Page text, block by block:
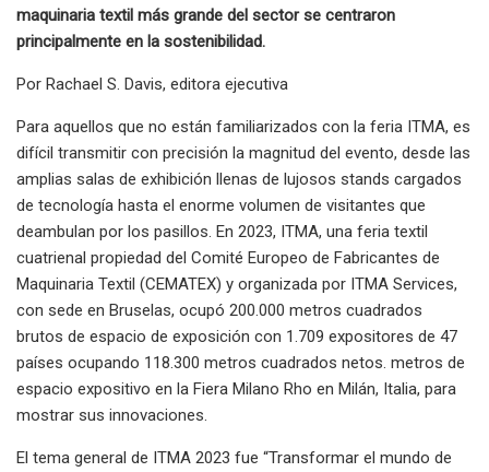
maquinaria textil más grande del sector se centraron
principalmente en la sostenibilidad.
Por Rachael S. Davis, editora ejecutiva
Para aquellos que no están familiarizados con la feria ITMA, es
difícil transmitir con precisión la magnitud del evento, desde las
amplias salas de exhibición llenas de lujosos stands cargados
de tecnología hasta el enorme volumen de visitantes que
deambulan por los pasillos. En 2023, ITMA, una feria textil
cuatrienal propiedad del Comité Europeo de Fabricantes de
Maquinaria Textil (CEMATEX) y organizada por ITMA Services,
con sede en Bruselas, ocupó 200.000 metros cuadrados
brutos de espacio de exposición con 1.709 expositores de 47
países ocupando 118.300 metros cuadrados netos. metros de
espacio expositivo en la Fiera Milano Rho en Milán, Italia, para
mostrar sus innovaciones.
El tema general de ITMA 2023 fue “Transformar el mundo de